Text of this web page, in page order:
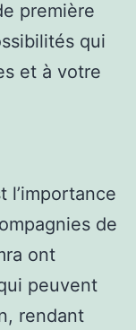
première
qui
et à votre
l’importance
de
ont
peuvent
rendant